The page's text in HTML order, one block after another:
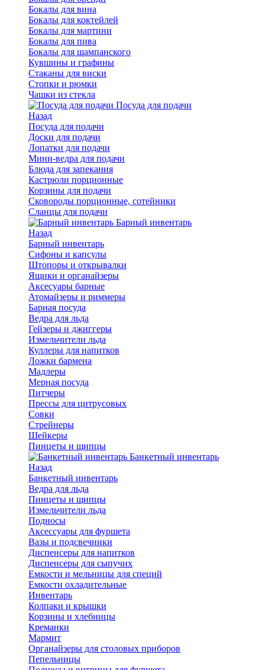
Бокалы для вина
Бокалы для коктейлей
Бокалы для мартини
Бокалы для пива
Бокалы для шампанского
Кувшины и графины
Стаканы для виски
Стопки и рюмки
Чашки из стекла
Посуда для подачи
Назад
Посуда для подачи
Доски для подачи
Лопатки для подачи
Мини-ведра для подачи
Блюда для запекания
Кастрюли порционные
Корзины для подачи
Сковороды порционные, сотейники
Сланцы для подачи
Барный инвентарь
Назад
Барный инвентарь
Сифоны и капсулы
Штопоры и открывалки
Ящики и органайзеры
Аксесуары барные
Атомайзеры и риммеры
Барная посуда
Ведра для льда
Гейзеры и джиггеры
Измельчители льда
Куллеры для напитков
Ложки бармена
Мадлеры
Мерная посуда
Питчеры
Прессы для цитрусовых
Совки
Стрейнеры
Шейкеры
Пинцеты и щипцы
Банкетный инвентарь
Назад
Банкетный инвентарь
Ведра для льда
Пинцеты и щипцы
Измельчители льда
Подносы
Аксессуары для фуршета
Вазы и подсвечники
Диспенсеры для напитков
Диспенсеры для сыпучих
Емкости и мельницы для специй
Емкости охладительные
Инвентарь
Колпаки и крышки
Корзины и хлебницы
Креманки
Мармит
Органайзеры для столовых приборов
Пепельницы